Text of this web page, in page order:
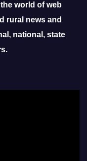
world of web
rural news and
national, state